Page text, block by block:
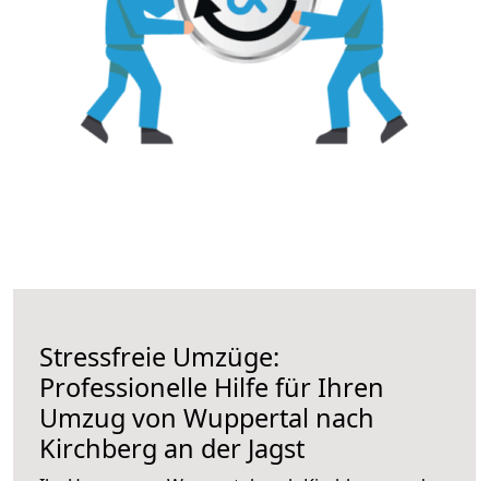
Stressfreie Umzüge:
Professionelle Hilfe für Ihren
Umzug von Wuppertal nach
Kirchberg an der Jagst